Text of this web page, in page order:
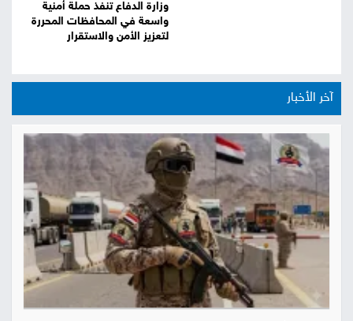
وزارة الدفاع تنفذ حملة أمنية
واسعة في المحافظات المحررة
لتعزيز الأمن والاستقرار
آخر الأخبار